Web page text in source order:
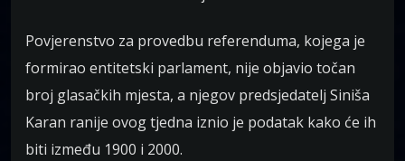
Povjerenstvo za provedbu referenduma, kojega je
formirao entitetski parlament, nije objavio točan
broj glasačkih mjesta, a njegov predsjedatelj Siniša
Karan ranije ovog tjedna iznio je podatak kako će ih
biti između 1900 i 2000.